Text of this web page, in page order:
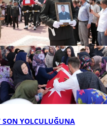
SON YOLCULUĞUNA